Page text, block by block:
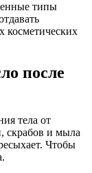
типы
косметических
после
тела от
скрабов и мыла
Чтобы